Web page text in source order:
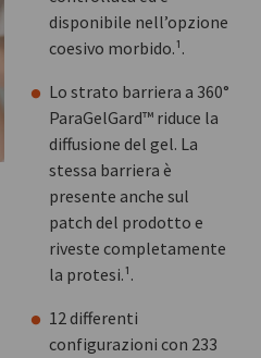
disponibile nell’opzione
coesivo morbido.¹.
Lo strato barriera a 360°
ParaGelGard™ riduce la
diffusione del gel. La
stessa barriera è
presente anche sul
patch del prodotto e
riveste completamente
la protesi.¹.
12 differenti
configurazioni con 233